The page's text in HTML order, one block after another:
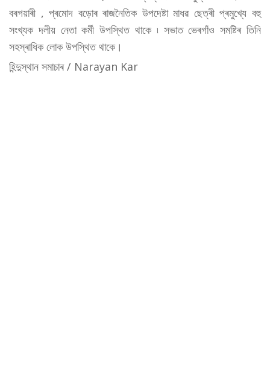
বৰগয়াৰী , প্ৰমোদ বড়োৰ ৰাজনৈতিক উপদেষ্টা মাধৱ ছেত্ৰী প্ৰমুখ্যে বহু
সংখ্যক দলীয় নেতা কৰ্মী উপস্থিত থাকে ৷ সভাত ভেৰগাঁও সমষ্টিৰ তিনি
সহস্ৰাধিক লোক উপস্থিত থাকে।
হিন্দুস্থান সমাচাৰ / Narayan Kar